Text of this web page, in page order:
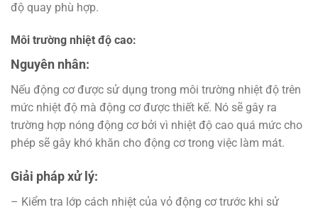
độ quay phù hợp.
Môi trường nhiệt độ cao:
Nguyên nhân:
Nếu động cơ được sử dụng trong môi trường nhiệt độ trên
mức nhiệt độ mà động cơ được thiết kế. Nó sẽ gây ra
trường hợp nóng động cơ bởi vì nhiệt độ cao quá mức cho
phép sẽ gây khó khăn cho động cơ trong việc làm mát.
Giải pháp xử lý:
– Kiểm tra lớp cách nhiệt của vỏ động cơ trước khi sử